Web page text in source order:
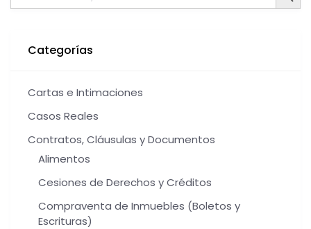
Categorías
Cartas e Intimaciones
Casos Reales
Contratos, Cláusulas y Documentos
Alimentos
Cesiones de Derechos y Créditos
Compraventa de Inmuebles (Boletos y
Escrituras)